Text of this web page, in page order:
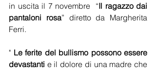
in uscita il 7 novembre  “Il ragazzo dai
pantaloni rosa” diretto da Margherita
Ferri.
" Le ferite del bullismo possono essere
devastanti e il dolore di una madre che